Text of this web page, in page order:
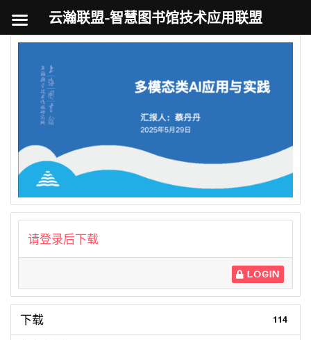
请登录后下载
LOGIN
下载 114
云瀚联盟-智慧图书馆技术应用联盟